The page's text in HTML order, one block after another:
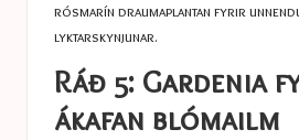
rósmarín draumaplantan fyrir
lyktarskynjunar.
Ráð 5: Gardenia
ákafan blómailm